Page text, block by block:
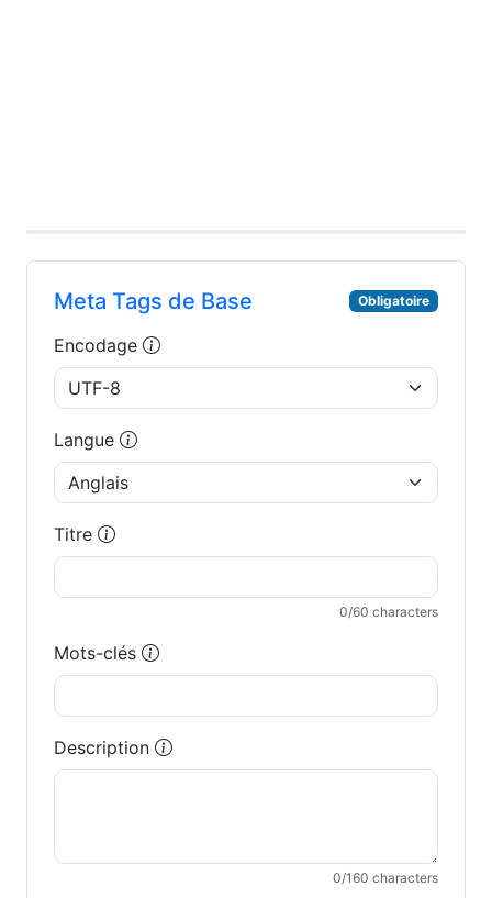
Meta Tags de Base Obligatoire
Encodage
Langue
Titre
0/60 characters
Mots-clés
Description
0/160 characters